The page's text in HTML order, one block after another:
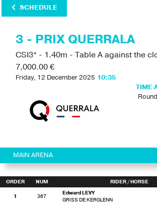
SCHEDULE
3 - PRIX QUERRALA
CSI3* - 1.40m - Table A against the
7,000.00 €
Friday, 12 December 2025 10:35
TIME
MAIN ARENA
ORDER NUM RIDER / HORSE
1 367
Edward LEVY
GRISS DE KERGLENN